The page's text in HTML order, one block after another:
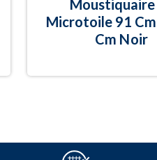
Moustiquaire
Microtoile 91
Cm Noir